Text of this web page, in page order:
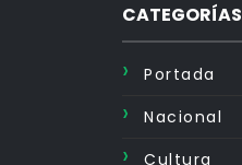
CATEGORÍAS
Portada
Nacional
Cultura